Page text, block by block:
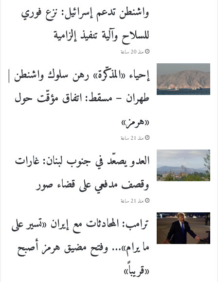
واشنطن تدعم إسرائيل: نزع فوري
للسلاح وآلية تنفيذ إلزامية
منذ 20 ساعة
إحياء «المذكّرة» رهن سلوك واشنطن |
طهران – مسقط: اتفاق مؤقّت حول
«هرمز»
منذ 21 ساعة
العدو يصعّد في جنوب لبنان: غارات
وقصف مدفعي على قضاء صور
منذ 21 ساعة
ترامب: المحادثات مع إيران «تسير على
ما يرام»… وفتح مضيق هرمز أصبح
«قريباً»